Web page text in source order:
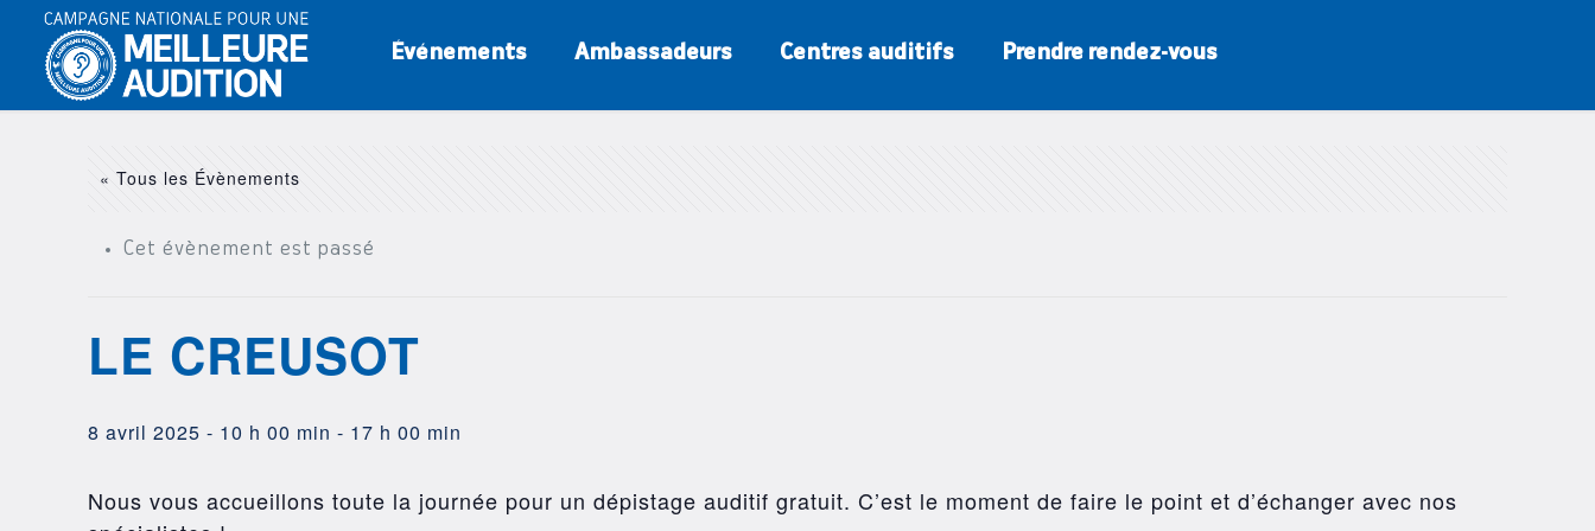
Événements Ambassadeurs Centres auditifs Prendre rendez-vous
« Tous les Évènements
Cet évènement est passé
LE CREUSOT
8 avril 2025 - 10 h 00 min - 17 h 00 min
Nous vous accueillons toute la journée pour un dépistage auditif gratuit. C’est le moment de faire le point et d’échanger avec nos